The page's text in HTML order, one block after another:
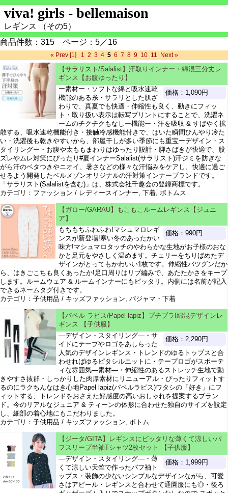
viva! girls - bellemaison
レギンス （その5）
商品件数：315 ページ：5／16
« Prev [1] 1 2 3 4 5 6 7 8 9 10 11 Next »
【サラリスト/Salalist】汗取りインナー・綿混三分丈レ
ギンス【お腹ゆったり】
価格：1,090円
ー素材ー・ソフトな綿と吸水速乾
機能のある糸・サラリとした肌ざ
わりで、真夏でも快適・伸縮性も良く、動きにフィッ
ト・取り扱い表示は転写プリントにすることで、洗濯ネ
ームのチクチクもなしー機能ー・汗を吸収 & すばやく拡
散する、吸水速乾機能付き・接触冷感機能付きで、はいた瞬間ひんやり冷た
い・洗濯後も乾きやすいから、部屋干しが多い季節にも重宝ーデザイン・ス
タイリングー・お腹や太ももまわりはゆったり設計・脚さばきが快適で、股
ズレやムレ対策にぴったり#夏インナーSalalist(サラリスト)汗ジミを防ぎな
がら汗のベタつきやニオイ、暑さなどの様々な汗悩みをケアし、快適に過ご
せるよう開発したベルメゾンオリジナルの汗対策インナーブランドです。
「サラリスト(Salalistを含む)」は、株式会社千趣会の登録商標です。
カテゴリ：ファッション / レディースインナー, 下着, ボトムス
【ガロー/GARAU】もこもこルームレギンス【ジュニ
ア】
価格：990円
もちもちふわふわ!マシュマロレギ
ンスが新登場!寒い冬のあったかい
味方!マシュマロタッチのやわらかな生地がお子様のおな
かと足元をやさしく温めます。チェリーをちりばめたデ
ザインがとってもかわいい1枚です。伸縮性バツグンだか
ら、はきごこちも良くあったか!足口周りはリブ編みで、あたたかさをキープ
します。ルームウェア & ルームインナーにもピッタリ。内側には名前が記入
できるネームタグ付きです。
カテゴリ：子供用品 / キッズファッション, パジャマ・下着
【パペル ラピス/Papel lapiz】プチプラ!綿混デザインレ
ギンス 【子供服】
価格：2,290円
―デザイン・スタイリング―・サ
イドにテープやロゴをあしらった
人気のデザインレギンス・トレンドのゆるトップスと合
わせればゆるピタシルエットに・テープロゴがスポーテ
ィな雰囲気―素材―・伸縮性のあるストレッチ生地で動
きやすさ抜群・しっかりした肉厚素材にリニューアル・ぴったりフィットす
るのにラクちんなはき心地Papel lapiz(パペルラピス)ワタシの「好き」にフ
ィットする、トレンドをおさえた好感度の高いおしゃれを提案するブラン
ド。今のリアルなジュニア & ティーンの体形に合わせた独自のサイズを設定
し、細部の着心地にもこだわりました。
カテゴリ：子供用品 / キッズファッション, ボトム
【ジータ/GITA】レギンスにピッタリな薄くて涼しいパ
フスリーブ半袖Tシャツ2枚セット 【子供服】
価格：1,999円
―デザイン・スタイリング―・薄
くて涼しい天竺で作ったパフ袖ト
ップス・装飾の少ないシンプルなデザインながら、可愛
さはアピール・レギンスと合わせて通園服にも◎・後ろ